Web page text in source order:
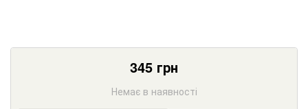
345 грн
Немає в наявності